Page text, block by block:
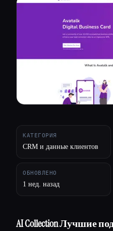
Все категории
О нас
КАТЕГОРИЯ
CRM и данные клиентов
ОБНОВЛЕНО
1 нед. назад
AI Collection Лучшие